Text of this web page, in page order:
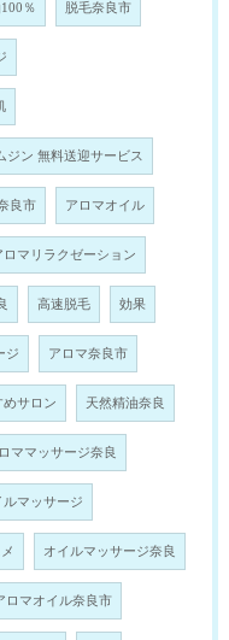
％ 脱毛奈良市
ジン 無料送迎サービス
良市 アロマオイル
ロマリラクゼーション
高速脱毛 効果
ジ アロマ奈良市
めサロン 天然精油奈良
ママッサージ奈良
マッサージ
オイルマッサージ奈良
ロマオイル奈良市